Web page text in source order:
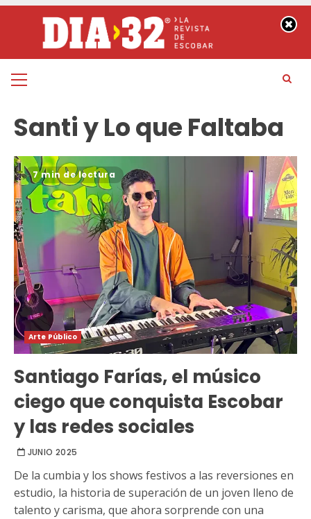
contenido
Menú
Santi y Lo que Faltaba
7 min de lectura
Arte Público
Santiago Farías, el músico
ciego que conquista Escobar
y las redes sociales
JUNIO 2025
De la cumbia y los shows festivos a las reversiones en
estudio, la historia de superación de un joven lleno de
talento y carisma, que ahora sorprende con una